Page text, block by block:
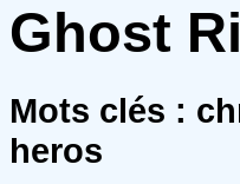
Ghost
Mots clés :
heros